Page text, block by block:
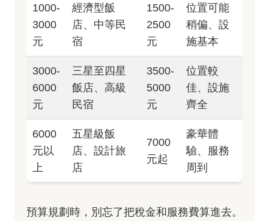
1000-
3000
元
經濟型飯
店、中等民
宿
1500-
2500
元
位置可能
稍偏、設
施基本
3000-
6000
元
三星至四星
飯店、高級
民宿
3500-
5000
元
位置較
佳、設施
齊全
6000
元以
上
五星級飯
店、設計旅
店
7000
元起
豪華體
驗、服務
周到
預算規劃時，別忘了把稅金和服務費算進去。